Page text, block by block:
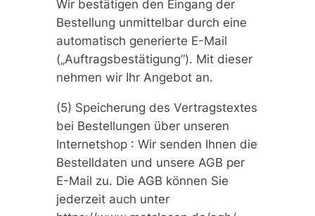
Wir bestätigen den Eingang der
Bestellung unmittelbar durch eine
automatisch generierte E-Mail
(„Auftragsbestätigung“). Mit dieser
nehmen wir Ihr Angebot an.
(5) Speicherung des Vertragstextes
bei Bestellungen über unseren
Internetshop : Wir senden Ihnen die
Bestelldaten und unsere AGB per
E-Mail zu. Die AGB können Sie
jederzeit auch unter